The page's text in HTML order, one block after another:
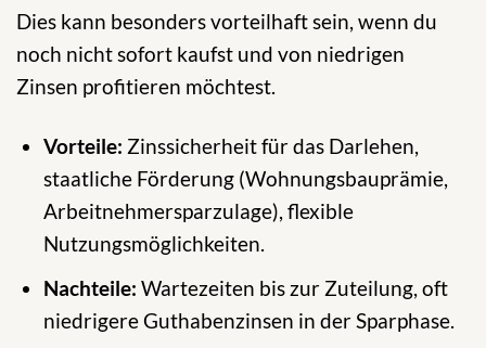
Dies kann besonders vorteilhaft sein, wenn du
noch nicht sofort kaufst und von niedrigen
Zinsen profitieren möchtest.
Vorteile: Zinssicherheit für das Darlehen,
staatliche Förderung (Wohnungsbauprämie,
Arbeitnehmersparzulage), flexible
Nutzungsmöglichkeiten.
Nachteile: Wartezeiten bis zur Zuteilung, oft
niedrigere Guthabenzinsen in der Sparphase.